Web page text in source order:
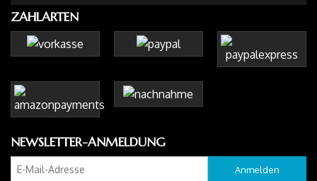
ZAHLARTEN
NEWSLETTER-ANMELDUNG
Anmelden